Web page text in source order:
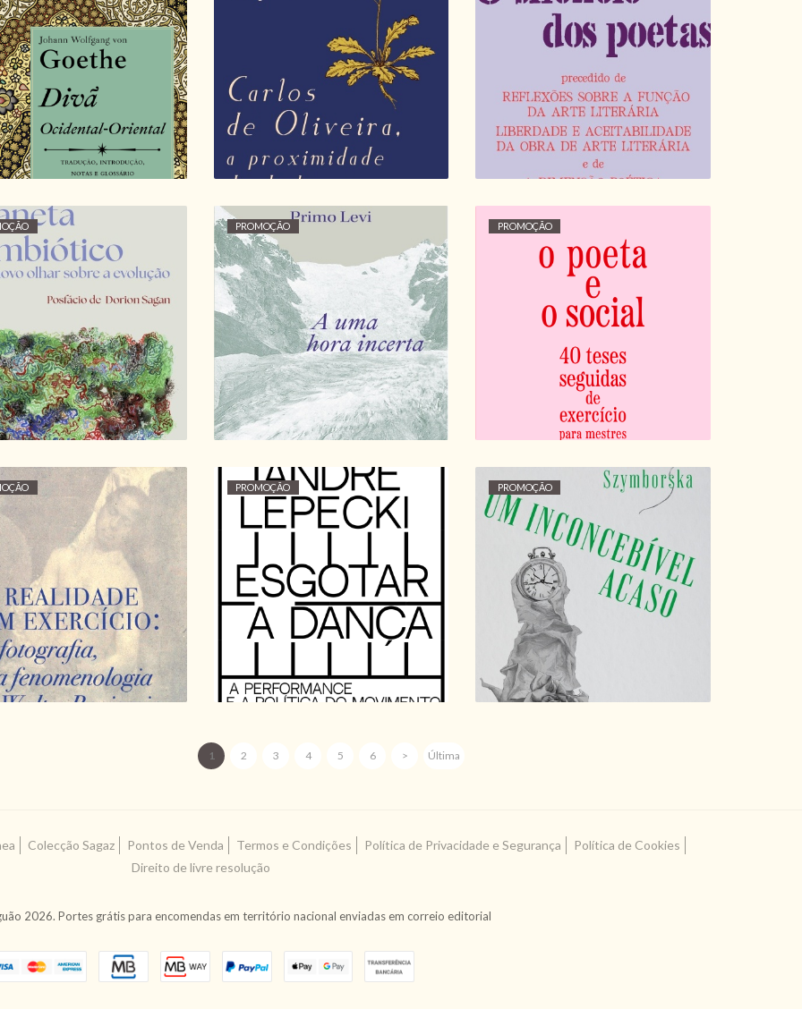
DIVÃ OCIDENTAL-
ORIENTAL, J. W.
GOETHE
16,65 € 18,50 €
CARLOS DE OLIVEIRA, A
PROXIMIDADE DA
DISTÂNCIA, SILVINA
RODRIGUES LOPES
13,50 €
O SILÊNCIO DOS
POETAS, ALBERTO
PIMENTA
16,20 € 18,00 €
SIMBIÓTICO:
UM NOVO OLHAR
LYNN MARGULIS
15,30 € 17,00 €
PROMOÇÃO
A UMA HORA INCERTA,
PRIMO LEVI
14,40 € 16,00 €
PROMOÇÃO
O POETA E O SOCIAL...
ALBERTO PIMENTA
8,10 € 9,00 €
A REALIDADE EM
EXERCÍCIO: A
FOTOGRAFIA, DA
A
BENJAMIN,
CONCEIÇÃO
17,55 € 19,50 €
PROMOÇÃO
ESGOTAR A DANÇA: A
POLÍTICA DO
MOVIMENTO, ANDRÉ
LEPECKI
15,75 € 17,50 €
PROMOÇÃO
UM INCONCEBÍVEL
ACASO, WISŁAWA
SZYMBORSKA
12,60 €
1 2 3 4 5 6 > Última
Colecção Sagaz Pontos de Venda Termos e Condições Política de Privacidade e Segurança
Política de Cookies
Direito de livre resolução
2026. Portes grátis para encomendas em território nacional enviadas em correio editorial